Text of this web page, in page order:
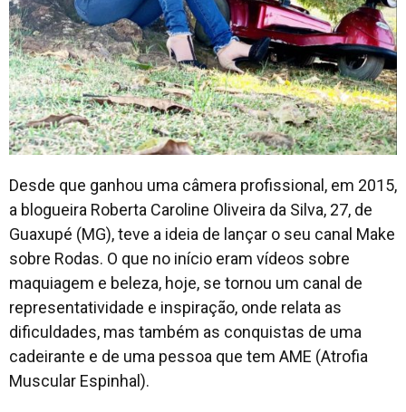
Desde que ganhou uma câmera profissional, em 2015,
a blogueira Roberta Caroline Oliveira da Silva, 27, de
Guaxupé (MG), teve a ideia de lançar o seu canal Make
sobre Rodas. O que no início eram vídeos sobre
maquiagem e beleza, hoje, se tornou um canal de
representatividade e inspiração, onde relata as
dificuldades, mas também as conquistas de uma
cadeirante e de uma pessoa que tem AME (Atrofia
Muscular Espinhal).